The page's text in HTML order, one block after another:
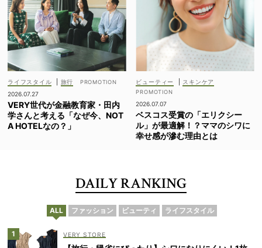
ライフスタイル
旅行
2026.07.27
VERY世代が金融教育家・田内
学さんと考える「なぜ今、NOT
A HOTELなの？」
ビューティー スキンケア
2026.07.07
ベスコス受賞の「エリクシー
ル」が最適解！？ママのシワに
幸せ感が滲む理由とは
DAILY RANKING
ALL ファッション ビューティ ライフスタイル
VERY STORE